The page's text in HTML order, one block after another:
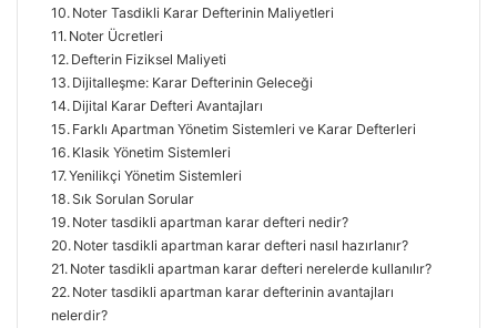
Noter Tasdikli Karar Defterinin Maliyetleri
Noter Ücretleri
Defterin Fiziksel Maliyeti
Dijitalleşme: Karar Defterinin Geleceği
Dijital Karar Defteri Avantajları
Farklı Apartman Yönetim Sistemleri ve Karar Defterleri
Klasik Yönetim Sistemleri
Yenilikçi Yönetim Sistemleri
Sık Sorulan Sorular
Noter tasdikli apartman karar defteri nedir?
Noter tasdikli apartman karar defteri nasıl hazırlanır?
Noter tasdikli apartman karar defteri nerelerde kullanılır?
Noter tasdikli apartman karar defterinin avantajları
nelerdir?